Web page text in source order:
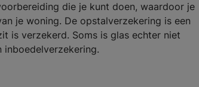
die je kunt doen, waardoor je
je woning. De opstalverzekering is een
is verzekerd. Soms is glas echter niet
inboedelverzekering.